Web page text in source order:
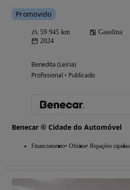
Promovido
59 945 km Gasolina
2024
Benedita (Leiria)
Profissional • Publicado
Benecar ® Cidade do Automóvel
Financiamento Oficina Repações rápidas